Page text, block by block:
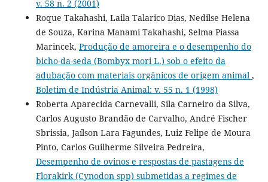
v. 58 n. 2 (2001)
Roque Takahashi, Laila Talarico Dias, Nedilse Helena
de Souza, Karina Manami Takahashi, Selma Piassa
Marincek, Produção de amoreira e o desempenho do
bicho-da-seda (Bombyx mori L.) sob o efeito da
adubação com materiais orgânicos de origem animal ,
Boletim de Indústria Animal: v. 55 n. 1 (1998)
Roberta Aparecida Carnevalli, Sila Carneiro da Silva,
Carlos Augusto Brandão de Carvalho, André Fischer
Sbrissia, Jaílson Lara Fagundes, Luiz Felipe de Moura
Pinto, Carlos Guilherme Silveira Pedreira,
Desempenho de ovinos e respostas de pastagens de
Florakirk (Cynodon spp) submetidas a regimes de